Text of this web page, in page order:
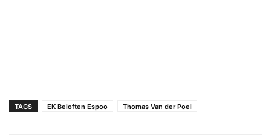
TAGS EK Beloften Espoo Thomas Van der Poel